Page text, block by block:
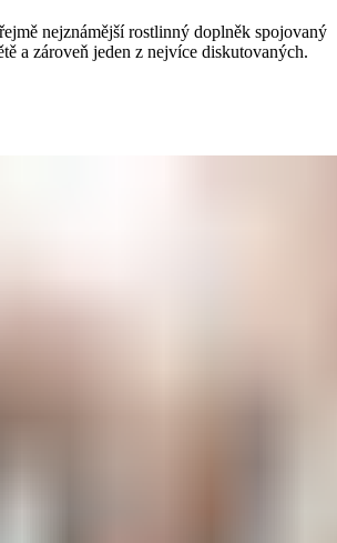
nejznámější rostlinný doplněk spojovaný
a zároveň jeden z nejvíce diskutovaných.